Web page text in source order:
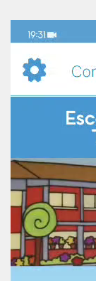
de
vídeo